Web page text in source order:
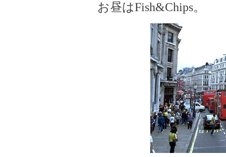
お昼はFish&Chips。